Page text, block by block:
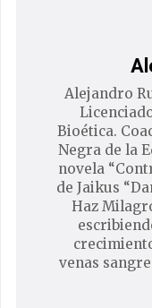
Alejandro
Bioética.
Negra de la
novela
de Jaikus
Haz
venas